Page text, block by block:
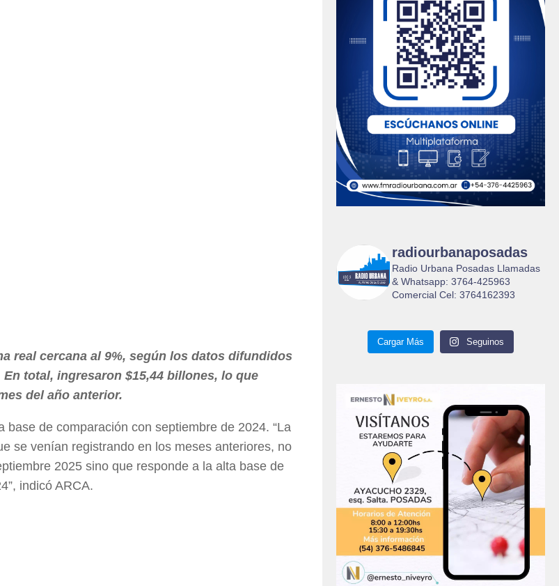
real cercana al 9%, según los datos difundidos
total, ingresaron $15,44 billones, lo que
del año anterior.
de comparación con septiembre de 2024. “La
se venían registrando en los meses anteriores, no
2025 sino que responde a la alta base de
indicó ARCA.
radiourbanaposadas
Radio Urbana Posadas Llamadas
& Whatsapp: 3764-425963
Comercial Cel: 3764162393
Cargar Más Seguinos